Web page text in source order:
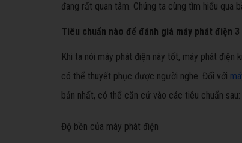
đang rất quan tâm. Chúng ta cùng tìm hiểu qua
Tiêu chuẩn nào để đánh giá máy phát điện
Khi ta nói máy phát điện này tốt, máy phát
có thể thuyết phục được người nghe. Đối với
bản nhất, có thể căn cứ vào các tiêu chuẩn sau:
Độ bền của máy phát điện